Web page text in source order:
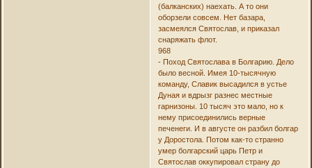
(балканских) наехать. А то они
оборзели совсем. Нет базара,
засмеялся Святослав, и приказал
снаряжать флот.
968
- Поход Святослава в Болгарию. Дело
было весной. Имея 10-тысячную
команду, Славик высадился в устье
Дуная и вдрызг разнес местные
гарнизоны. 10 тысяч это мало, но к
нему присоединились верные
печенеги. И в августе он разбил болгар
у Доростола. Потом как-то странно
умер болгарский царь Петр и
Святослав оккупировал страну до